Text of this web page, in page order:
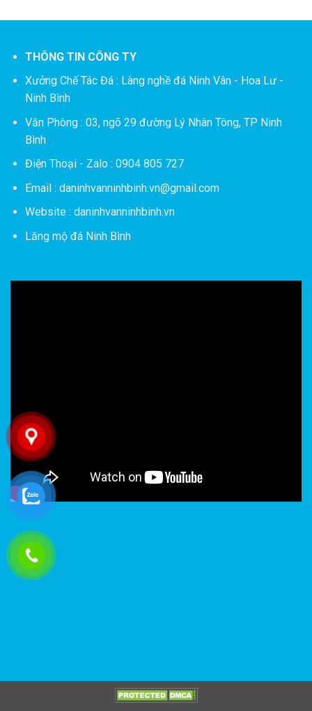
THÔNG TIN CÔNG TY
Xưởng Chế Tác Đá : Làng nghề đá Ninh Vân - Hoa Lư -
Ninh Bình
Văn Phòng : 03, ngõ 29 đường Lý Nhân Tông, TP Ninh
Bình
Điện Thoại - Zalo : 0904 805 727
Email : daninhvanninhbinh.vn@gmail.com
Website : daninhvanninhbinh.vn
Lăng mộ đá Ninh Bình